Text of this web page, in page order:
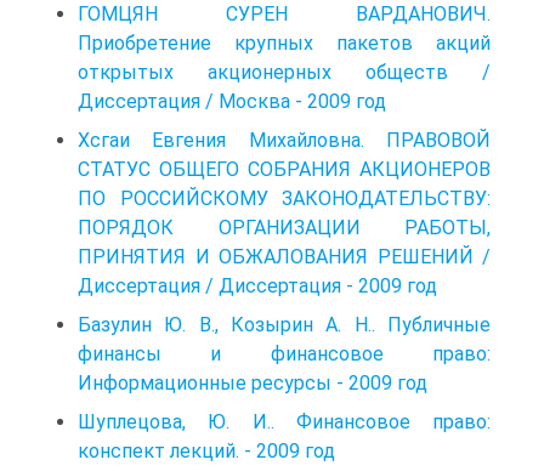
ГОМЦЯН СУРЕН ВАРДАНОВИЧ.
Приобретение крупных пакетов акций
открытых акционерных обществ /
Диссертация / Москва - 2009 год
Хсгаи Евгения Михайловна. ПРАВОВОЙ
СТАТУС ОБЩЕГО СОБРАНИЯ АКЦИОНЕРОВ
ПО РОССИЙСКОМУ ЗАКОНОДАТЕЛЬСТВУ:
ПОРЯДОК ОРГАНИЗАЦИИ РАБОТЫ,
ПРИНЯТИЯ И ОБЖАЛОВАНИЯ РЕШЕНИЙ /
Диссертация / Диссертация - 2009 год
Базулин Ю. В., Козырин А. Н.. Публичные
финансы и финансовое право:
Информационные ресурсы - 2009 год
Шуплецова, Ю. И.. Финансовое право:
конспект лекций. - 2009 год